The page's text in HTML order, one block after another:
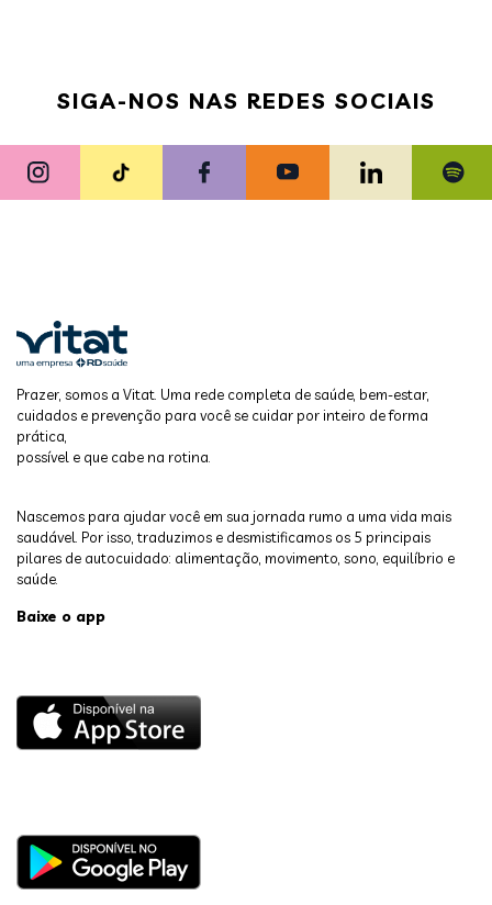
SIGA-NOS NAS REDES SOCIAIS
Prazer, somos a Vitat. Uma rede completa de saúde, bem-estar,
cuidados e prevenção para você se cuidar por inteiro de forma
prática,
possível e que cabe na rotina.
Nascemos para ajudar você em sua jornada rumo a uma vida mais
saudável. Por isso, traduzimos e desmistificamos os 5 principais
pilares de autocuidado: alimentação, movimento, sono, equilíbrio e
saúde.
Baixe o app